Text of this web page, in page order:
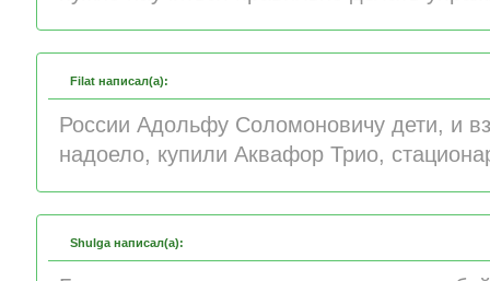
Filat написал(а):
России Адольфу Соломоновичу дети, и
надоело, купили Аквафор Трио,
Shulga написал(а):